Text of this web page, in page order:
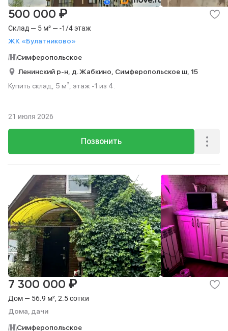
Склад — 5 м² — -1/4 этаж
ЖК «Булатниково»
500 000 ₽
Симферопольское
Ленинский р-н, д. Жабкино, Симферопольское ш, 15
Купить склад, 5 м², этаж -1 из 4.
Позвонить
21 июля 2026
Дом — 56.9 м², 2.5 сотки
Дома, дачи
7 300 000 ₽
Симферопольское